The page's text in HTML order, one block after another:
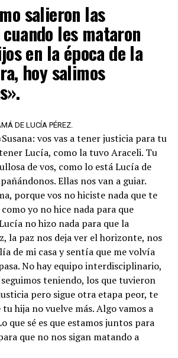
salieron las
les mataron
en la época de la
hoy salimos
DE LUCÍA PÉREZ.
vos vas a tener justicia para tu
Lucía, como la tuvo Araceli. Tu
de vos, como lo está Lucía de
Ellas nos van a guiar.
porque vos no hiciste nada que te
yo no hice nada para que
no hizo nada para que la
la paz nos deja ver el horizonte, nos
de mi casa y sentía que me volvía
No hay equipo interdisciplinario,
teniendo, los que tuvieron
pero sigue otra etapa peor, te
tu hija no vuelve más. Algo vamos a
que sé es que estamos juntos para
que no nos sigan matando a